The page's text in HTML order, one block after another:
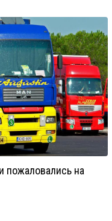
пожаловались на